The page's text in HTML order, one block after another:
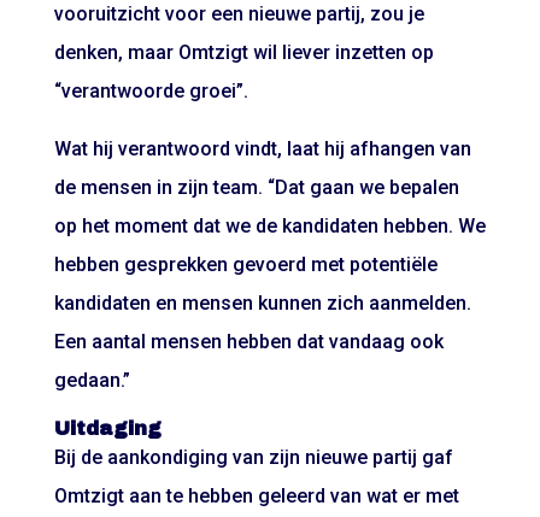
vooruitzicht voor een nieuwe partij, zou je
denken, maar Omtzigt wil liever inzetten op
“verantwoorde groei”.
Wat hij verantwoord vindt, laat hij afhangen van
de mensen in zijn team. “Dat gaan we bepalen
op het moment dat we de kandidaten hebben. We
hebben gesprekken gevoerd met potentiële
kandidaten en mensen kunnen zich aanmelden.
Een aantal mensen hebben dat vandaag ook
gedaan.”
Uitdaging
Bij de aankondiging van zijn nieuwe partij gaf
Omtzigt aan te hebben geleerd van wat er met